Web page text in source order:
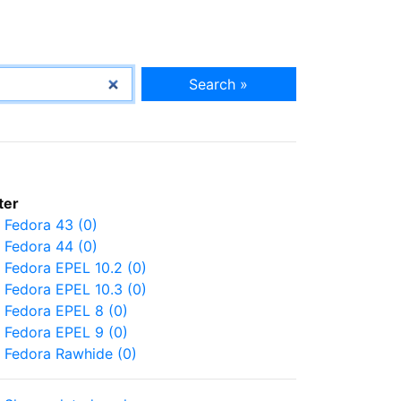
Search »
Fedora 43 (0)
Fedora 44 (0)
Fedora EPEL 10.2 (0)
Fedora EPEL 10.3 (0)
Fedora EPEL 8 (0)
Fedora EPEL 9 (0)
Fedora Rawhide (0)